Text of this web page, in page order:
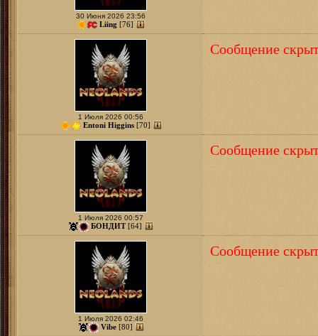
30 Июня 2026 23:56
Liing [76]
1 Июля 2026 00:56
Entoni Higgins [70]
Сообщение
1 Июля 2026 00:57
БОНДИТ [64]
Сообщение
1 Июля 2026 02:46
Vibe [80]
Сообщение